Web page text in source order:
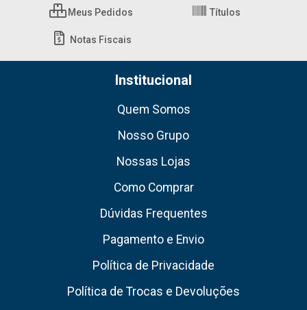
Meus Pedidos Títulos
Notas Fiscais
Institucional
Quem Somos
Nosso Grupo
Nossas Lojas
Como Comprar
Dúvidas Frequentes
Pagamento e Envio
Política de Privacidade
Política de Trocas e Devoluções